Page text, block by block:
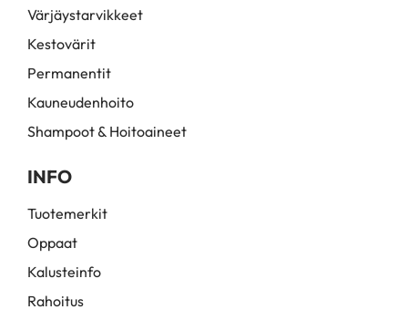
Värjäystarvikkeet
Kestovärit
Permanentit
Kauneudenhoito
Shampoot & Hoitoaineet
INFO
Tuotemerkit
Oppaat
Kalusteinfo
Rahoitus